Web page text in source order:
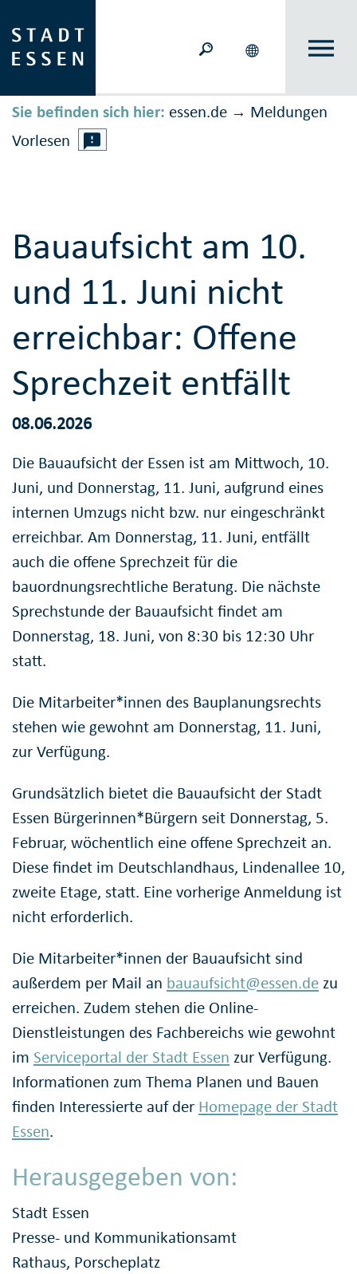
Sie befinden sich hier: essen.de → Meldungen
Vorlesen
Bauaufsicht am 10.
und 11. Juni nicht
erreichbar: Offene
Sprechzeit entfällt
08.06.2026
Die Bauaufsicht der Essen ist am Mittwoch, 10.
Juni, und Donnerstag, 11. Juni, aufgrund eines
internen Umzugs nicht bzw. nur eingeschränkt
erreichbar. Am Donnerstag, 11. Juni, entfällt
auch die offene Sprechzeit für die
bauordnungsrechtliche Beratung. Die nächste
Sprechstunde der Bauaufsicht findet am
Donnerstag, 18. Juni, von 8:30 bis 12:30 Uhr
statt.
Die Mitarbeiter*innen des Bauplanungsrechts
stehen wie gewohnt am Donnerstag, 11. Juni,
zur Verfügung.
Grundsätzlich bietet die Bauaufsicht der Stadt
Essen Bürgerinnen*Bürgern seit Donnerstag, 5.
Februar, wöchentlich eine offene Sprechzeit an.
Diese findet im Deutschlandhaus, Lindenallee 10,
zweite Etage, statt. Eine vorherige Anmeldung ist
nicht erforderlich.
Die Mitarbeiter*innen der Bauaufsicht sind
außerdem per Mail an bauaufsicht@essen.de zu
erreichen. Zudem stehen die Online-
Dienstleistungen des Fachbereichs wie gewohnt
im Serviceportal der Stadt Essen zur Verfügung.
Informationen zum Thema Planen und Bauen
finden Interessierte auf der Homepage der Stadt
Essen.
Herausgegeben von:
Stadt Essen
Presse- und Kommunikationsamt
Rathaus, Porscheplatz